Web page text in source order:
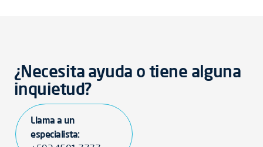
¿Necesita ayuda o tiene alguna
inquietud?
Llama a un
especialista: